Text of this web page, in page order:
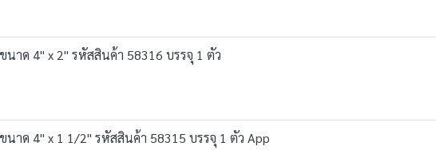
นาด 4" x 2" รหัสสินค้า 58316 บรรจุ 1 ตัว
นาด 4" x 1 1/2" รหัสสินค้า 58315 บรรจุ 1 ตัว App